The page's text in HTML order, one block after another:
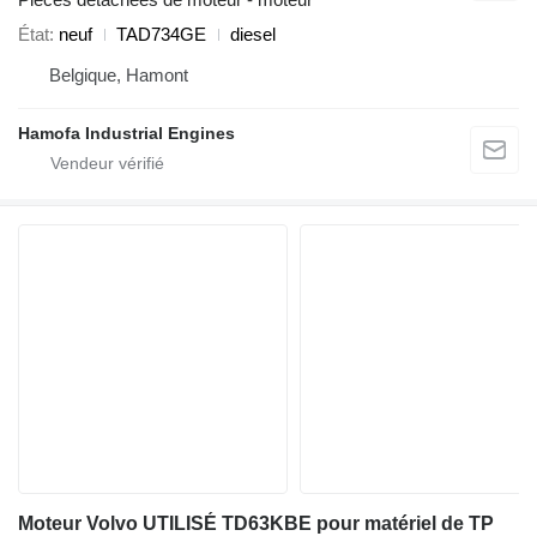
État neuf TAD734GE
diesel
Belgique, Hamont
Hamofa Industrial Engines
Moteur Volvo UTILISÉ TD63KBE pour matériel de TP